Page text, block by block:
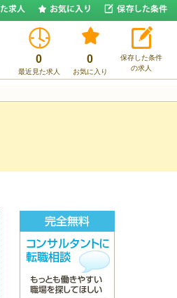
0
最近見た求人
0
お気に入り
保存した条件
の求人